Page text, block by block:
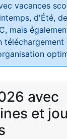
vacances
d'Été,
mais
avec
et